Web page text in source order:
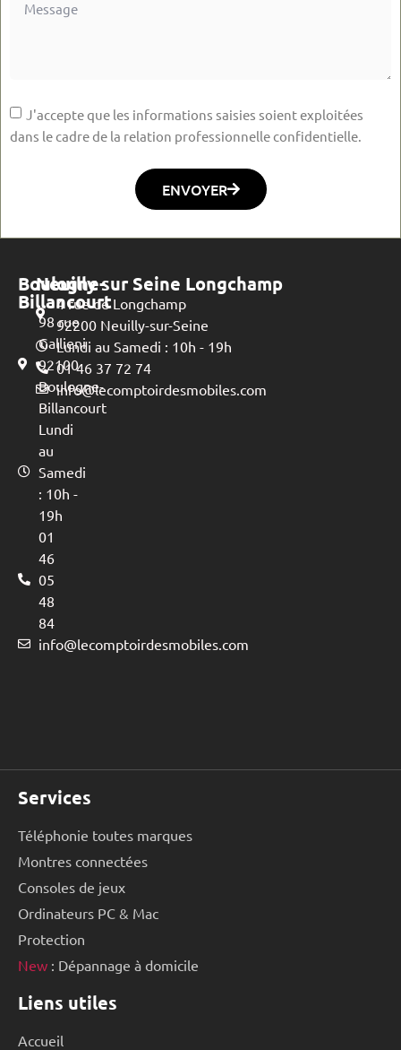
J'accepte que les informations saisies soient exploitées
dans le cadre de la relation professionnelle confidentielle.
ENVOYER
Boulogne-
Billancourt
98 rue
Gallieni
92100
Boulogne-
Billancourt
Lundi
au
Samedi
: 10h -
19h
01
46
05
48
84
info@lecomptoirdesmobiles.com
Neuilly sur Seine Longchamp
4 rue de Longchamp
92200 Neuilly-sur-Seine
Lundi au Samedi : 10h - 19h
01 46 37 72 74
info@lecomptoirdesmobiles.com
Services
Téléphonie toutes marques
Montres connectées
Consoles de jeux
Ordinateurs PC & Mac
Protection
New : Dépannage à domicile
Liens utiles
Accueil